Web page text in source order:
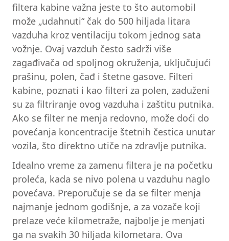
filtera kabine važna jeste to što automobil
može „udahnuti“ čak do 500 hiljada litara
vazduha kroz ventilaciju tokom jednog sata
vožnje. Ovaj vazduh često sadrži više
zagađivača od spoljnog okruženja, uključujući
prašinu, polen, čađ i štetne gasove. Filteri
kabine, poznati i kao filteri za polen, zaduženi
su za filtriranje ovog vazduha i zaštitu putnika.
Ako se filter ne menja redovno, može doći do
povećanja koncentracije štetnih čestica unutar
vozila, što direktno utiče na zdravlje putnika.
Idealno vreme za zamenu filtera je na početku
proleća, kada se nivo polena u vazduhu naglo
povećava. Preporučuje se da se filter menja
najmanje jednom godišnje, a za vozače koji
prelaze veće kilometraže, najbolje je menjati
ga na svakih 30 hiljada kilometara. Ova